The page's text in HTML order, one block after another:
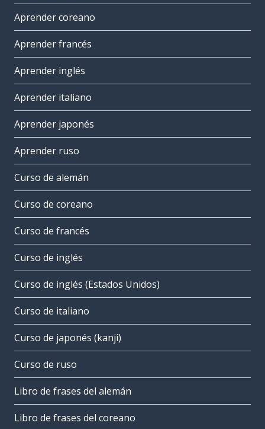
Aprender coreano
Aprender francés
Aprender inglés
Aprender italiano
Aprender japonés
Aprender ruso
Curso de alemán
Curso de coreano
Curso de francés
Curso de inglés
Curso de inglés (Estados Unidos)
Curso de italiano
Curso de japonés (kanji)
Curso de ruso
Libro de frases del alemán
Libro de frases del coreano